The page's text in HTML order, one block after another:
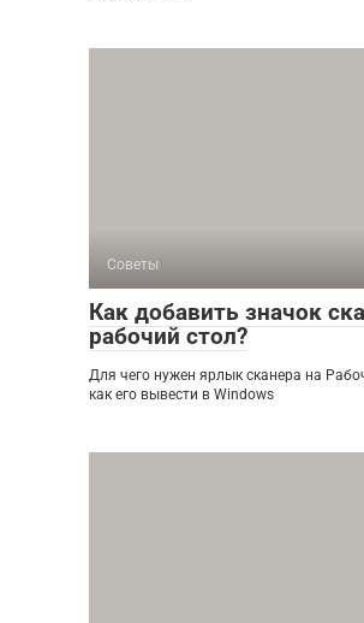
Советы
Как добавить значок
рабочий стол?
Для чего нужен ярлык сканера на
как его вывести в Windows